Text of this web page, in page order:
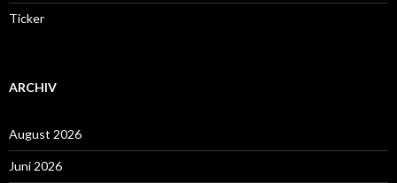
Ticker
ARCHIV
August 2026
Juni 2026